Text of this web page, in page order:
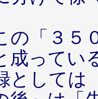
の「３５
成ってい
としては